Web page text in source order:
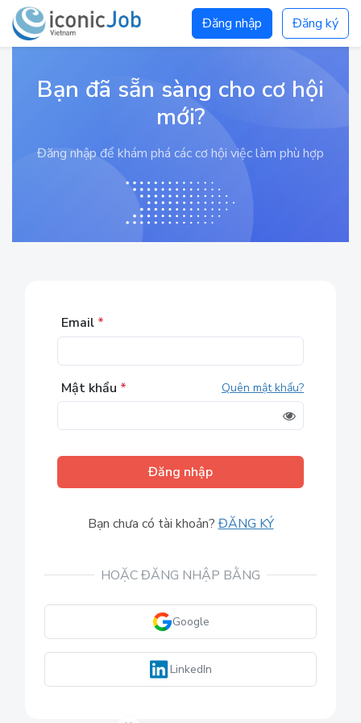
Đăng nhập Đăng ký
Bạn đã sẵn sàng cho cơ hội
mới?
Đăng nhập để khám phá các cơ hội việc làm phù hợp
Email *
Mật khẩu * Quên mật khẩu?
Đăng nhập
Bạn chưa có tài khoản? ĐĂNG KÝ
HOẶC ĐĂNG NHẬP BẰNG
Google
LinkedIn